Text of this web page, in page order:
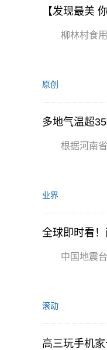
【发现最美
柳林村食
原创
多地气温超
根据河南
业界
全球即时看
中国地震
滚动
高三玩手机